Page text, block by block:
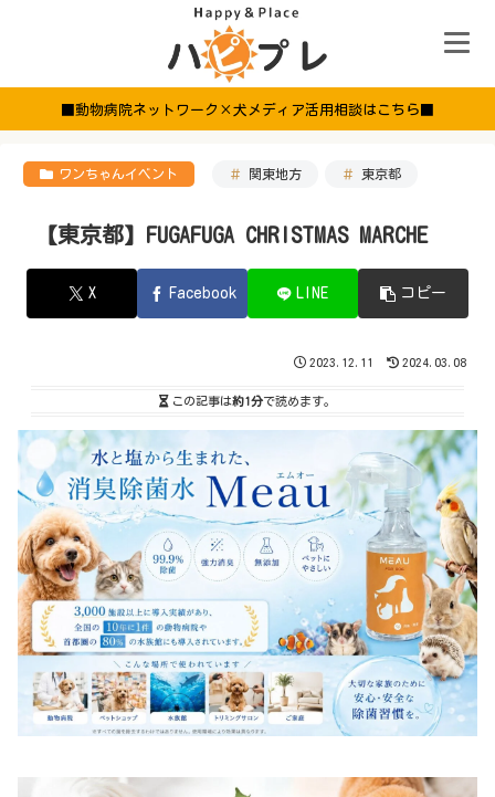
■動物病院ネットワーク×犬メディア活用相談はこちら■
ワンちゃんイベント 関東地方 東京都
【東京都】FUGAFUGA CHRISTMAS MARCHE
X Facebook LINE コピー
2023.12.11 2024.03.08
この記事は約1分で読めます。